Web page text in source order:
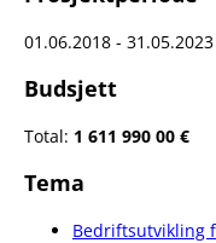
01.06.2018 - 31.05.2023
Budsjett
Total: 1 611 990 00 €
Tema
Bedriftsutvikling